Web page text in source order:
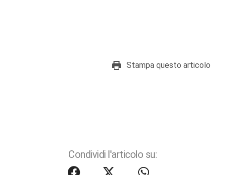
Stampa questo articolo
Condividi l'articolo su: